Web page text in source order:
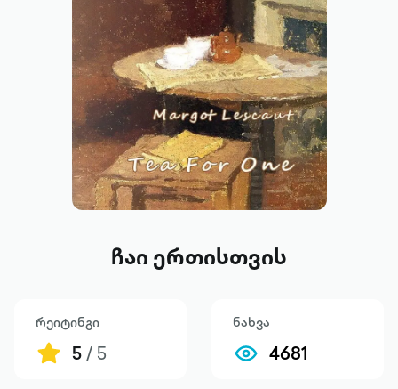
ჩაი ერთისთვის
რეიტინგი
5/ 5
ნახვა
4681